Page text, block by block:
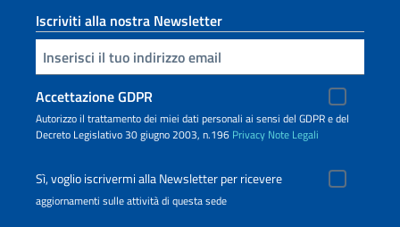
Iscriviti alla nostra Newsletter
Inserisci la tua email
Accettazione GDPR
Autorizzo il trattamento dei miei dati personali ai sensi del GDPR e del
Decreto Legislativo 30 giugno 2003, n.196 Privacy Note Legali
Sì, voglio iscrivermi alla Newsletter per ricevere
aggiornamenti sulle attività di questa sede